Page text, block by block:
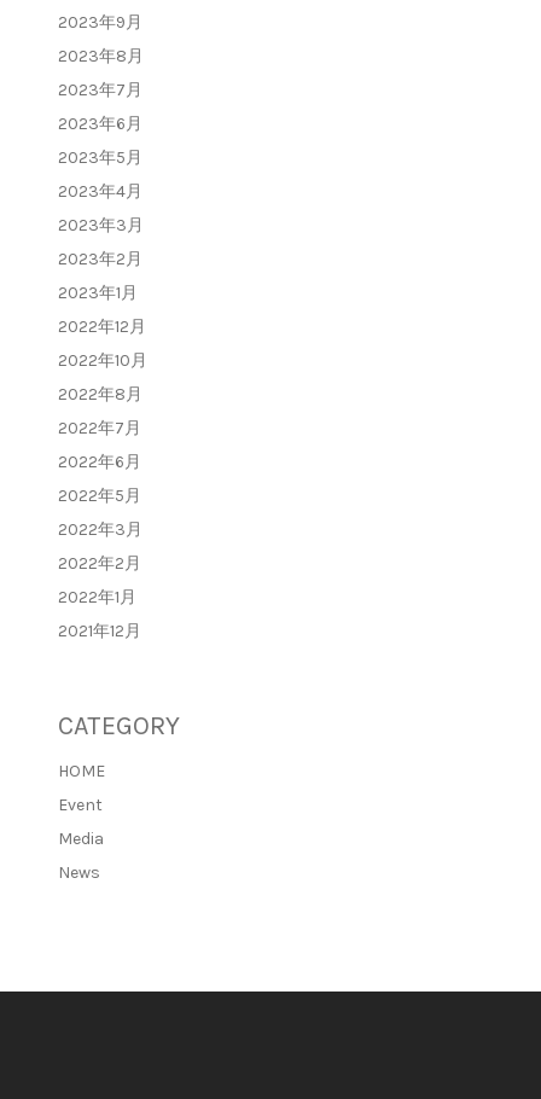
2023年9月
2023年8月
2023年7月
2023年6月
2023年5月
2023年4月
2023年3月
2023年2月
2023年1月
2022年12月
2022年10月
2022年8月
2022年7月
2022年6月
2022年5月
2022年3月
2022年2月
2022年1月
2021年12月
CATEGORY
HOME
Event
Media
News